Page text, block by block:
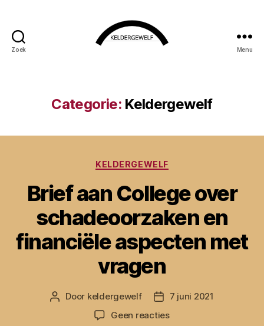
Zoek Menu
Categorie: Keldergewelf
Categorieën
KELDERGEWELF
Brief aan College over
schadeoorzaken en
financiële aspecten met
vragen
Berichtauteur
Door keldergewelf Berichtdatum
7 juni 2021
Geen reactiesop